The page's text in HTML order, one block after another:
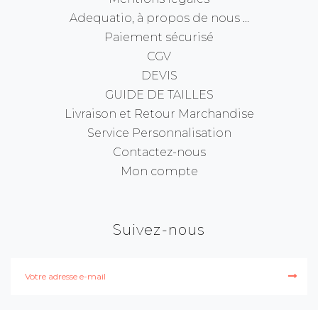
Adequatio, à propos de nous ...
Paiement sécurisé
CGV
DEVIS
GUIDE DE TAILLES
Livraison et Retour Marchandise
Service Personnalisation
Contactez-nous
Mon compte
Suivez-nous